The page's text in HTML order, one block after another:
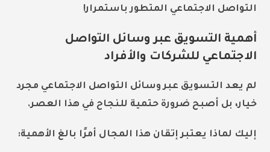
التواصل الاجتماعي المتطور باستمرار!
أهمية التسويق عبر وسائل التواصل
الاجتماعي للشركات والأفراد
لم يعد التسويق عبر وسائل التواصل الاجتماعي مجرد
خيار، بل أصبح ضرورة حتمية للنجاح في هذا العصر.
إليك لماذا يعتبر إتقان هذا المجال أمرًا بالغ الأهمية: